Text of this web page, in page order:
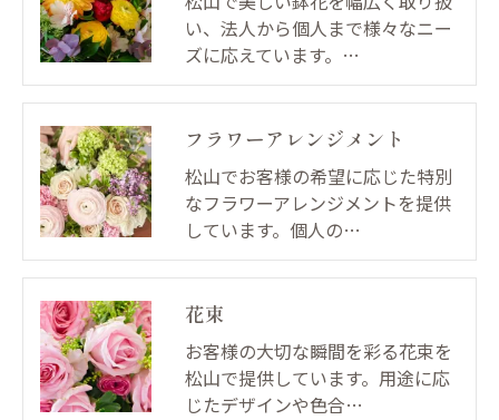
い、法人から個人まで様々なニー
ズに応えています。…
フラワーアレンジメント
松山でお客様の希望に応じた特別
なフラワーアレンジメントを提供
しています。個人の…
花束
お客様の大切な瞬間を彩る花束を
松山で提供しています。用途に応
じたデザインや色合…